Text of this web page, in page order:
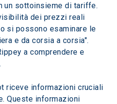
un sottoinsieme di tariffe.
dei prezzi reali
si possono esaminare le
e da corsia a corsia".
a comprendere e
riceve informazioni cruciali
Queste informazioni